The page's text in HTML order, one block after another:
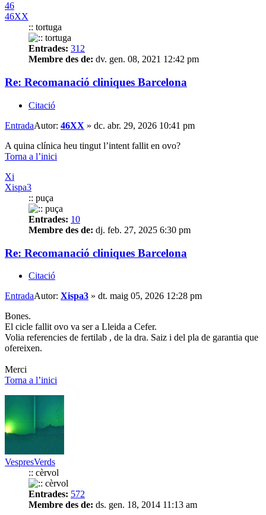
46
46XX
:: tortuga
Entrades: 312
Membre des de: dv. gen. 08, 2021 12:42 pm
Re: Recomanació cliniques Barcelona
Citació
EntradaAutor: 46XX » dc. abr. 29, 2026 10:41 pm
A quina clínica heu tingut l’intent fallit en ovo?
Torna a l’inici
Xi
Xispa3
:: puça
Entrades: 10
Membre des de: dj. feb. 27, 2025 6:30 pm
Re: Recomanació cliniques Barcelona
Citació
EntradaAutor: Xispa3 » dt. maig 05, 2026 12:28 pm
Bones.
El cicle fallit ovo va ser a Lleida a Cefer.
Volia referencies de fertilab , de la dra. Saiz i del pla de garantia que
ofereixen.
Merci
Torna a l’inici
VespresVerds
:: cèrvol
Entrades: 572
Membre des de: ds. gen. 18, 2014 11:13 am